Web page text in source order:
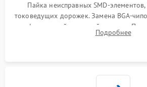
Пайка неисправных SMD-элементов,
токоведущих дорожек. Замена BGA-
инфракрасной паяльной станции.
BIOS или замена поврежденных
Подробнее